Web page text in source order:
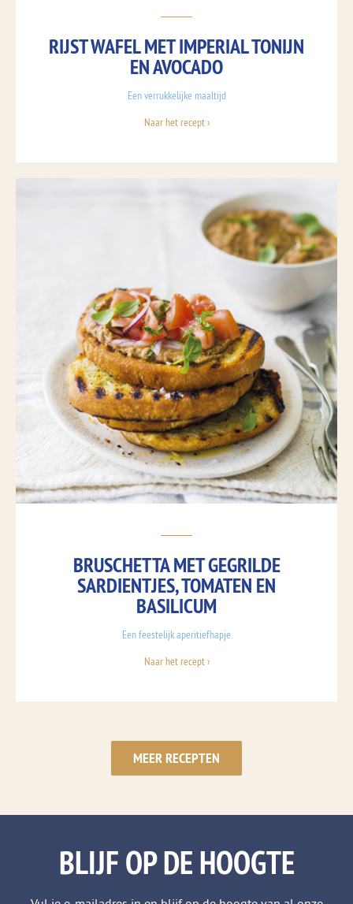
RIJST WAFEL MET IMPERIAL TONIJN
EN AVOCADO
Een verrukkelijke maaltijd
Naar het recept ›
BRUSCHETTA MET GEGRILDE
SARDIENTJES, TOMATEN EN
BASILICUM
Een feestelijk aperitiefhapje
Naar het recept ›
MEER RECEPTEN
BLIJF OP DE HOOGTE